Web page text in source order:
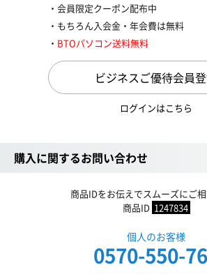
会員限定クーポン配布中
もちろん入会金・年会費は無料
BTOパソコン送料無料
ビジネスご優待会員
ログインはこちら
購入に関するお問い合わせ
商品IDをお伝えでスムーズにご
商品ID 1247834
個人のお客様
0570-550-